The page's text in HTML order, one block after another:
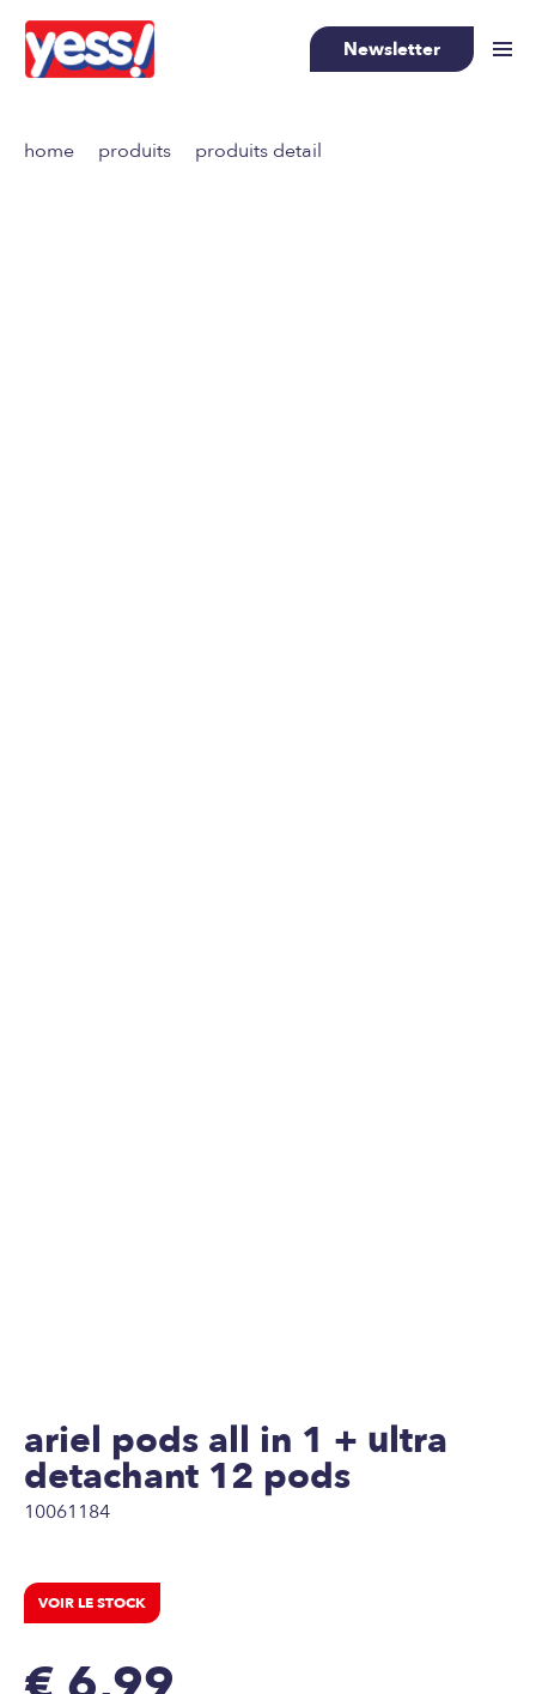
Newsletter
home produits produits detail
ariel pods all in 1 + ultra
detachant 12 pods
10061184
VOIR LE STOCK